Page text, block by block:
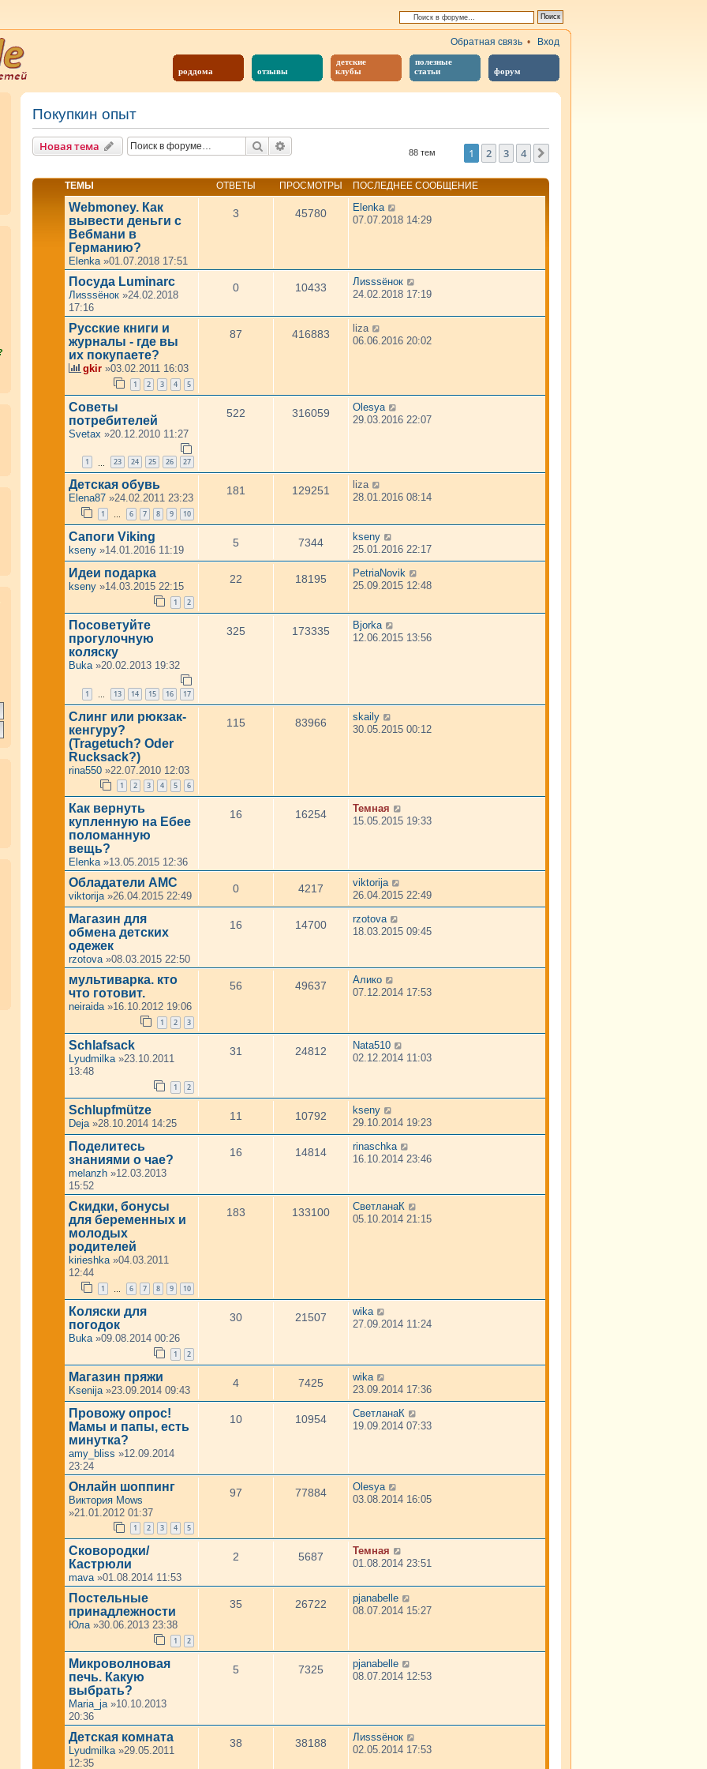
роддома отзывы
детские
клубы
полезные
статьи
форум
Обратная связь • Вход
Покупкин опыт
Новая тема Поиск 88 тем 1 2 3 4
ТЕМЫ ОТВЕТЫ ПРОСМОТРЫ ПОСЛЕДНЕЕ СООБЩЕНИЕ
Webmoney. Как
вывести деньги с
Вебмани в
Германию?
Elenka »01.07.2018 17:51
3 45780
Elenka
07.07.2018 14:29
Посуда Luminarc
Лиsssёнок »24.02.2018
17:16
0 10433
Лиsssёнок
24.02.2018 17:19
Русские книги и
журналы - где вы
их покупаете?
gkir »03.02.2011 16:03
1 2 3 4 5
87 416883
liza
06.06.2016 20:02
Советы
потребителей
Svetax »20.12.2010 11:27
1 23 24 25 26 27
522 316059
Olesya
29.03.2016 22:07
Детская обувь
Elena87 »24.02.2011 23:23
1 … 6 7 8 9 10
181 129251
liza
28.01.2016 08:14
Сапоги Viking
kseny »14.01.2016 11:19
5 7344
kseny
25.01.2016 22:17
Идеи подарка
kseny »14.03.2015 22:15
1 2
22 18195
PetriaNovik
25.09.2015 12:48
Посоветуйте
прогулочную
коляску
Buka »20.02.2013 19:32
1 13 14 15 16 17
325 173335
Bjorka
12.06.2015 13:56
Слинг или рюкзак-
кенгуру?
(Tragetuch? Oder
Rucksack?)
rina550 »22.07.2010 12:03
1 2 3 4 5 6
115 83966
skaily
30.05.2015 00:12
Как вернуть
купленную на Ебее
поломанную
вещь?
Elenka»13.05.2015 12:36
16 16254
Темная
15.05.2015 19:33
Обладатели АМC
viktorija»26.04.2015 22:49
0 4217
viktorija
26.04.2015 22:49
Магазин для
обмена детских
одежек
rzotova»08.03.2015 22:50
16 14700
rzotova
18.03.2015 09:45
мультиварка. кто
что готовит.
neiraida»16.10.2012 19:06
1 2 3
56 49637
Алико
07.12.2014 17:53
Schlafsack
Lyudmilka»23.10.2011
13:48
1 2
31 24812
Nata510
02.12.2014 11:03
Schlupfmütze
Deja »28.10.2014 14:25
11 10792
kseny
29.10.2014 19:23
Поделитесь
знаниями о чае?
melanzh »12.03.2013
15:52
16 14814
rinaschka
16.10.2014 23:46
Скидки, бонусы
для беременных и
молодых
родителей
kirieshka »04.03.2011
12:44
1 … 6 7 8 9 10
183 133100
СветланаК
05.10.2014 21:15
Коляски для
погодок
Buka »09.08.2014 00:26
1 2
30 21507
wika
27.09.2014 11:24
Магазин пряжи
Ksenija »23.09.2014 09:43
4 7425
wika
23.09.2014 17:36
Провожу опрос!
Мамы и папы, есть
минутка?
amy_bliss »12.09.2014
23:24
10 10954
СветланаК
19.09.2014 07:33
Онлайн шоппинг
Виктория Mows
»21.01.2012 01:37
1 2 3 4 5
97 77884
Olesya
03.08.2014 16:05
Сковородки/
Кастрюли
mava»01.08.2014 11:53
2 5687
Темная
01.08.2014 23:51
Постельные
принадлежности
Юла»30.06.2013 23:38
1 2
35 26722
pjanabelle
08.07.2014 15:27
Микроволновая
печь. Какую
выбрать?
Maria_ja»10.10.2013
20:36
5 7325
pjanabelle
08.07.2014 12:53
Детская комната
Lyudmilka»29.05.2011
12:35
38 38188
Лиsssёнок
02.05.2014 17:53